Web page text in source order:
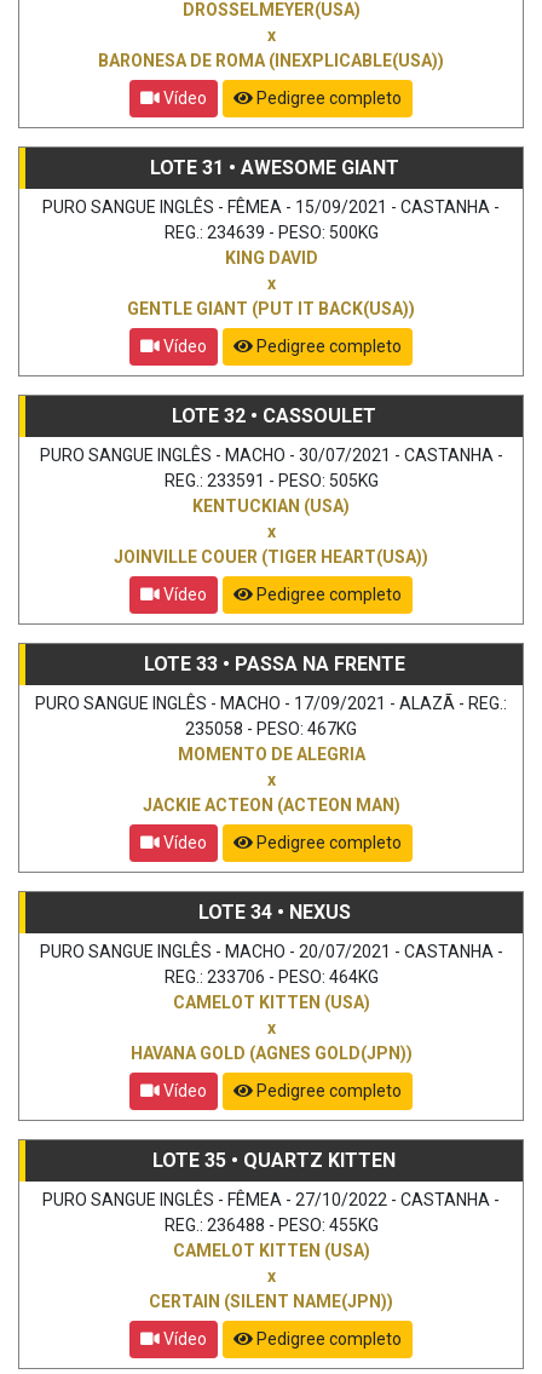
DROSSELMEYER(USA)
x
BARONESA DE ROMA (INEXPLICABLE(USA))
Vídeo
Pedigree completo
LOTE 31 • AWESOME GIANT
PURO SANGUE INGLÊS - FÊMEA - 15/09/2021 - CASTANHA -
REG.: 234639 - PESO: 500KG
KING DAVID
x
GENTLE GIANT (PUT IT BACK(USA))
Vídeo
Pedigree completo
LOTE 32 • CASSOULET
PURO SANGUE INGLÊS - MACHO - 30/07/2021 - CASTANHA -
REG.: 233591 - PESO: 505KG
KENTUCKIAN (USA)
x
JOINVILLE COUER (TIGER HEART(USA))
Vídeo
Pedigree completo
LOTE 33 • PASSA NA FRENTE
PURO SANGUE INGLÊS - MACHO - 17/09/2021 - ALAZÃ - REG.:
235058 - PESO: 467KG
MOMENTO DE ALEGRIA
x
JACKIE ACTEON (ACTEON MAN)
Vídeo
Pedigree completo
LOTE 34 • NEXUS
PURO SANGUE INGLÊS - MACHO - 20/07/2021 - CASTANHA -
REG.: 233706 - PESO: 464KG
CAMELOT KITTEN (USA)
x
HAVANA GOLD (AGNES GOLD(JPN))
Vídeo
Pedigree completo
LOTE 35 • QUARTZ KITTEN
PURO SANGUE INGLÊS - FÊMEA - 27/10/2022 - CASTANHA -
REG.: 236488 - PESO: 455KG
CAMELOT KITTEN (USA)
x
CERTAIN (SILENT NAME(JPN))
Vídeo
Pedigree completo